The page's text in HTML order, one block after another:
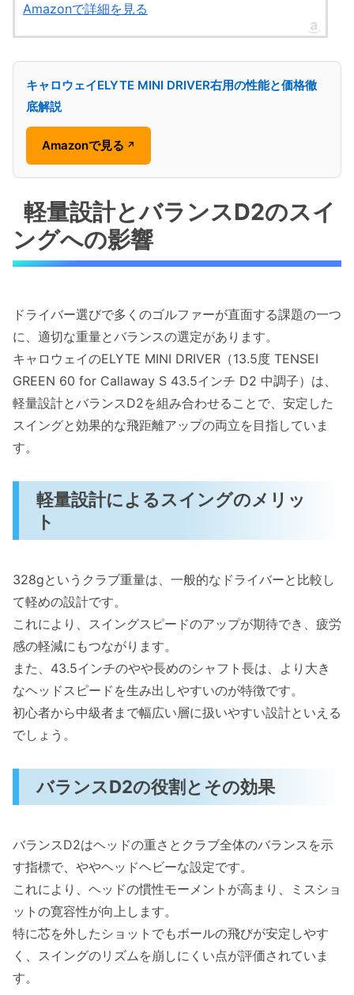
Amazonで詳細を見る
キャロウェイELYTE MINI DRIVER右用の性能と価格徹
底解説
Amazonで見る ↗
軽量設計とバランスD2のスイ
ングへの影響
ドライバー選びで多くのゴルファーが直面する課題の一つ
に、適切な重量とバランスの選定があります。
キャロウェイのELYTE MINI DRIVER（13.5度 TENSEI
GREEN 60 for Callaway S 43.5インチ D2 中調子）は、
軽量設計とバランスD2を組み合わせることで、安定した
スイングと効果的な飛距離アップの両立を目指していま
す。
軽量設計によるスイングのメリッ
ト
328gというクラブ重量は、一般的なドライバーと比較し
て軽めの設計です。
これにより、スイングスピードのアップが期待でき、疲労
感の軽減にもつながります。
また、43.5インチのやや長めのシャフト長は、より大き
なヘッドスピードを生み出しやすいのが特徴です。
初心者から中級者まで幅広い層に扱いやすい設計といえる
でしょう。
バランスD2の役割とその効果
バランスD2はヘッドの重さとクラブ全体のバランスを示
す指標で、ややヘッドヘビーな設定です。
これにより、ヘッドの慣性モーメントが高まり、ミスショ
ットの寛容性が向上します。
特に芯を外したショットでもボールの飛びが安定しやす
く、スイングのリズムを崩しにくい点が評価されていま
す。